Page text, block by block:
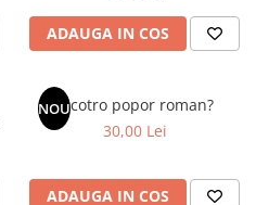
ADAUGA IN COS
NOUIncotro popor roman?
30,00 Lei
ADAUGA IN COS